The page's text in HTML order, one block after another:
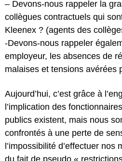
– Devons-nous rappeler la
collègues contractuels qui
Kleenex ? (agents des
-Devons-nous rappeler
employeur, les absences de
malaises et tensions avérées
Aujourd’hui, c’est grâce à
l’implication des
publics existent, mais nous
confrontés à une perte de
l’impossibilité d’effectuer nos
du fait de pseudo «